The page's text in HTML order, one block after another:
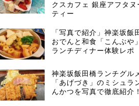
クスカフェ 銀座アフタヌ
ティー
「写真で紹介」神楽坂飯
おでんと和食「こんぶや
ランチディナー体験レポ
神楽坂飯田橋ランチグル
「あげづき」のミシュラ
んかつを写真で徹底紹介！